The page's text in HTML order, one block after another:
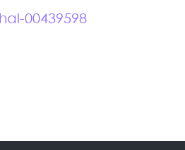
hal-00439598